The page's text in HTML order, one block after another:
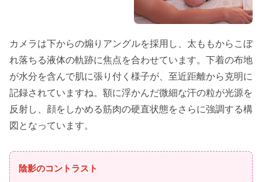
カメラは下からの煽りアングルを採用し、太ももからこぼ
れ落ちる液体の軌跡に焦点を合わせています。下着の布地
が水分を含んで肌に張り付く様子が、至近距離から克明に
記録されていますね。額に浮かんだ微細な汗の粒が光源を
反射し、顔をしかめる筋肉の硬直状態をさらに強調する構
図となっています。
陰影のコントラスト